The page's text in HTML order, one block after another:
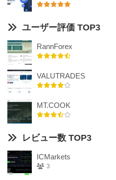
ユーザー評価 TOP3
RannForex
VALUTRADES
MT.COOK
レビュー数 TOP3
ICMarkets
3